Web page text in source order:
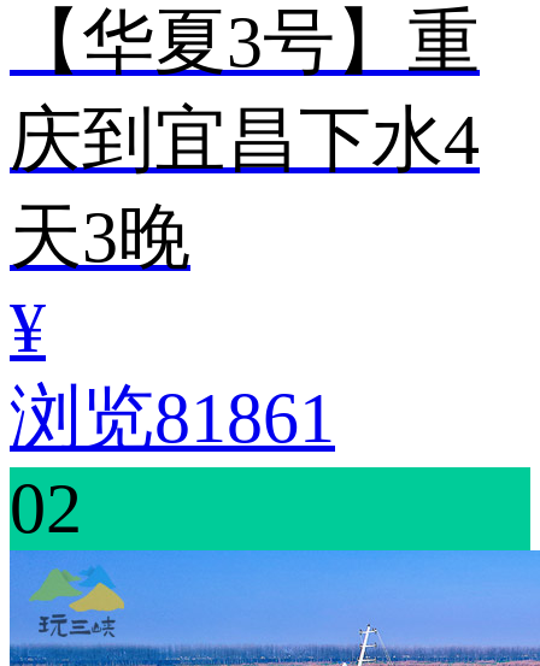
【华夏3号】重
庆到宜昌下水4
天3晚
¥
浏览81861
02